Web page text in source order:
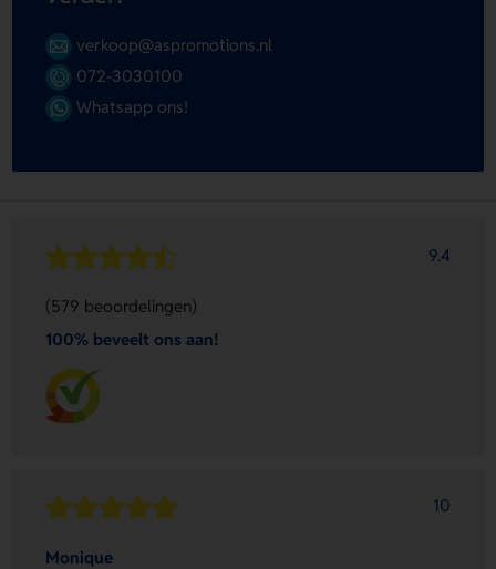
verkoop@aspromotions.nl
072-3030100
Whatsapp ons!
9.4
(579 beoordelingen)
100% beveelt ons aan!
10
Monique